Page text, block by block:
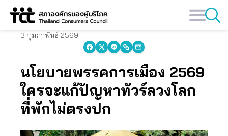
Skip
3 กุมภาพันธ์ 2569
นโยบายพรรคการเมือง 2569
ใครจะแก้ปัญหาทัวร์ลวงโลก
ที่พักไม่ตรงปก